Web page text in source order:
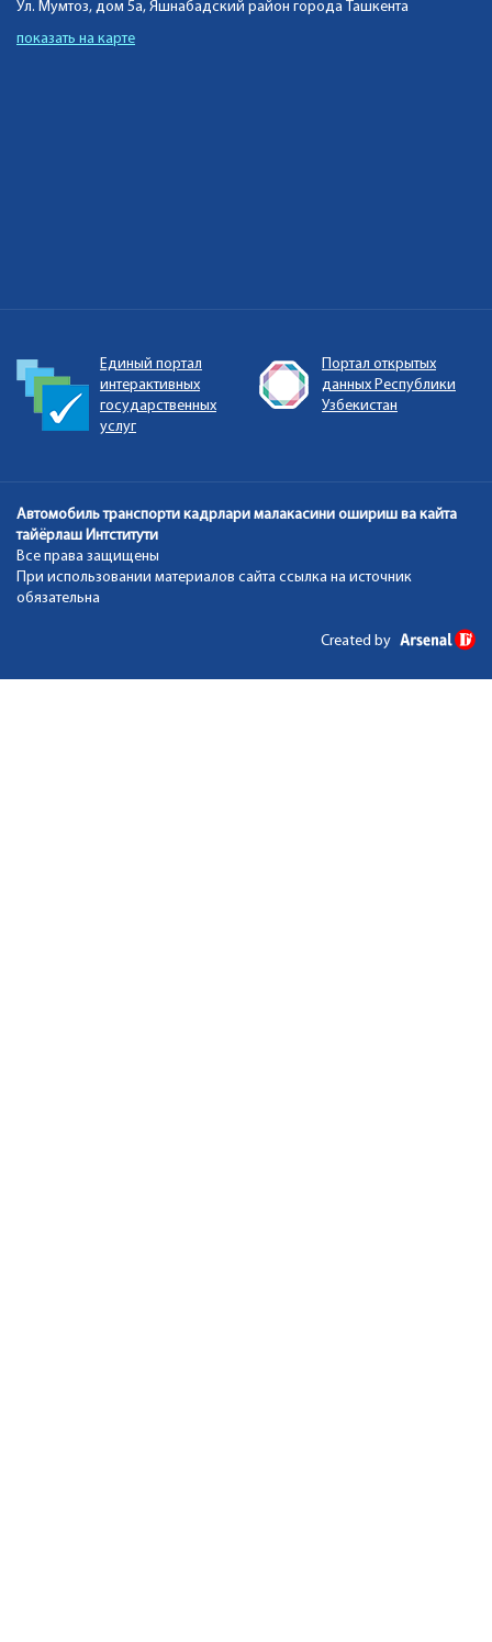
Ул. Мумтоз, дом 5а, Яшнабадский район города Ташкента
показать на карте
Единый портал
интерактивных
государственных
услуг
Портал открытых
данных Республики
Узбекистан
Автомобиль транспорти кадрлари малакасини ошириш ва кайта
тайёрлаш Интститути
Все права защищены
При использовании материалов сайта ссылка на источник
обязательна
Created by